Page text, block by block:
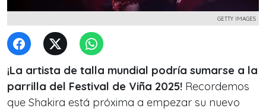
GETTY IMAGES
¡La artista de talla mundial podría sumarse a la
parrilla del Festival de Viña 2025! Recordemos
que Shakira está próxima a empezar su nuevo